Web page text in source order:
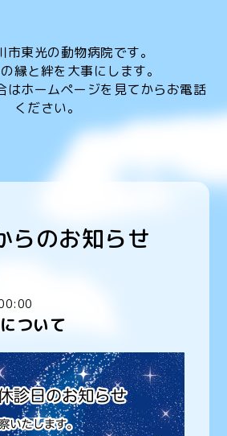
市東光の動物病院です。
縁と絆を大事にします。
はホームページを見てからお電話
ください。
らのお知らせ
ついて